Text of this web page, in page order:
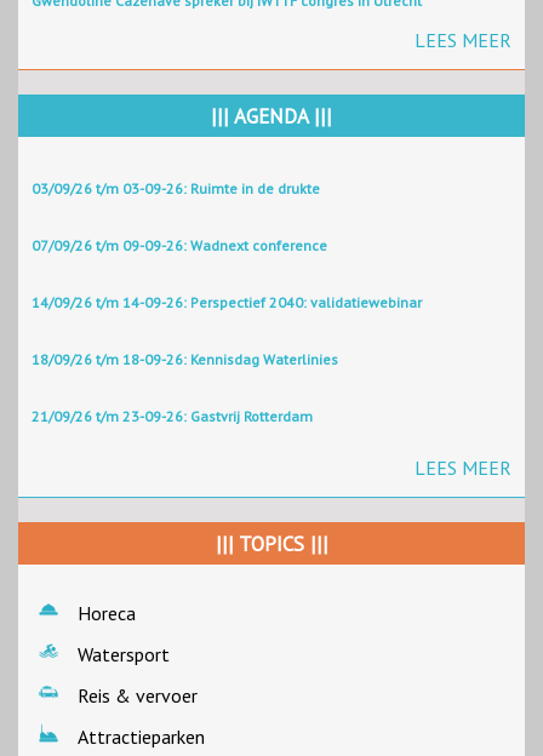
LEES MEER
||| AGENDA |||
03/09/26 t/m 03-09-26: Ruimte in de drukte
07/09/26 t/m 09-09-26: Wadnext conference
14/09/26 t/m 14-09-26: Perspectief 2040: validatiewebinar
18/09/26 t/m 18-09-26: Kennisdag Waterlinies
21/09/26 t/m 23-09-26: Gastvrij Rotterdam
LEES MEER
||| TOPICS |||
Horeca
Watersport
Reis & vervoer
Attractieparken